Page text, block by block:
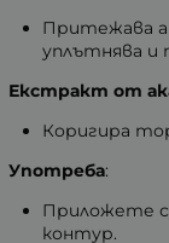
Притежава
уплътнява и
Екстракт от
Коригира
Употреба:
Приложете
контур.